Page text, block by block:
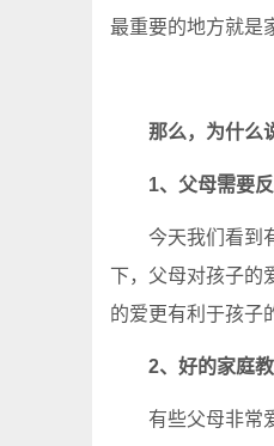
最重要的地方就是
那么，为什么
1、父母需要
今天我们看到有
下，父母对孩子的
的爱更有利于孩子
2、好的家庭
有些父母非常爱